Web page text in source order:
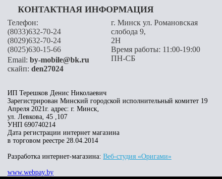
КОНТАКТНАЯ ИНФОРМАЦИЯ
Телефон:
(8033)632-70-24
(8029)632-70-24
(8025)630-15-66
Email: by-mobile@bk.ru
скайп: den27024
г. Минск ул. Романовская
слобода 9,
2H
Время работы: 11:00-19:00
ПН-СБ
ИП Терешков Денис Николаевич
Зарегистрирован Минский городской исполнительный комитет 19
Апреля 2021г. адрес: г. Минск,
ул. Левкова, 45 ,107
УНП 690740214
Дата регистрации интернет магазина
в торговом реестре 28.04.2014
Разработка интернет-магазина: Веб-студия «Оригами»
www.webpay.by